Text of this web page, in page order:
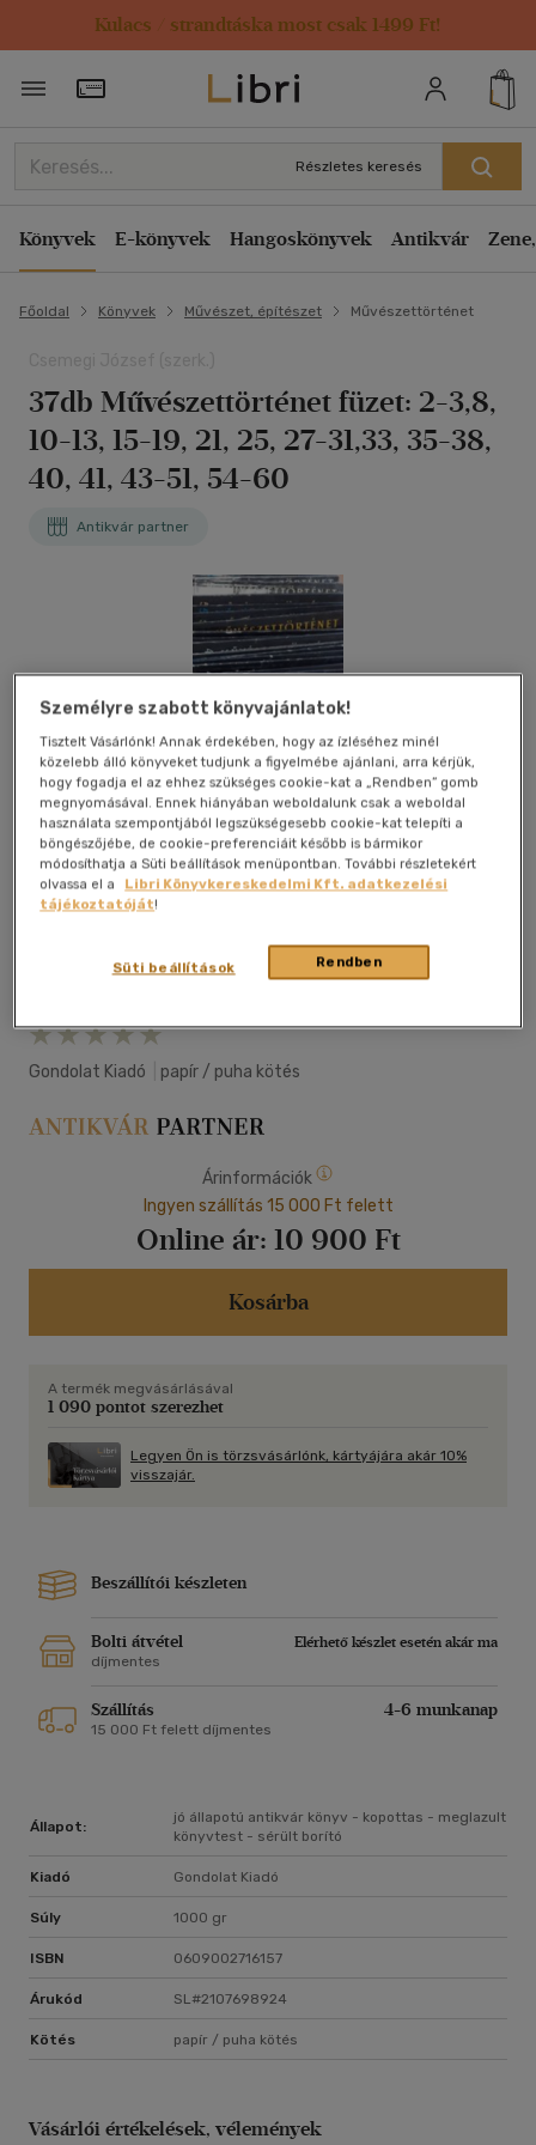
Kulacs / strandtáska most csak 1499 Ft!
Törzsvásárlói Kártya adatai
Részletes keresés
Könyvek E-könyvek Hangoskönyvek Antikvár
Főoldal Könyvek Művészet, építészet Művészettörténet
37db Művészettörténet füzet: 2-3,8,
10-13, 15-19, 21, 25, 27-31,33, 35-38,
40, 41, 43-51, 54-60
Antikvár partner
Megosztom
Gondolat Kiadó papír / puha kötés
Árinformációk
Ingyen szállítás 15 000 Ft felett
Online ár: 10 900 Ft
Kosárba
A termék megvásárlásával
1 090 pontot szerezhet
Legyen Ön is törzsvásárlónk, kártyájára akár 10%
visszajár.
Beszállítói készleten
Bolti átvétel
Elérhető készlet esetén akár ma
díjmentes
Szállítás 4-6 munkanap
15 000 Ft felett díjmentes
Állapot:
jó állapotú antikvár könyv - kopottas - meglazult
könyvtest - sérült borító
Kiadó Gondolat Kiadó
Súly 1000 gr
ISBN 0609002716157
Árukód SL#2107698924
Kötés papír / puha kötés
Vásárlói értékelések, vélemények
Személyre szabott könyvajánlatok!
Tisztelt Vásárlónk! Annak érdekében, hogy az ízléséhez minél
közelebb álló könyveket tudjunk a figyelmébe ajánlani, arra kérjük,
hogy fogadja el az ehhez szükséges cookie-kat a „Rendben” gomb
megnyomásával. Ennek hiányában weboldalunk csak a weboldal
használata szempontjából legszükségesebb cookie-kat telepíti a
böngészőjébe, de cookie-preferenciáit később is bármikor
módosíthatja a Süti beállítások menüpontban. További részletekért
olvassa el a
Libri Könyvkereskedelmi Kft. adatkezelési
tájékoztatóját!
Rendben
Süti beállítások